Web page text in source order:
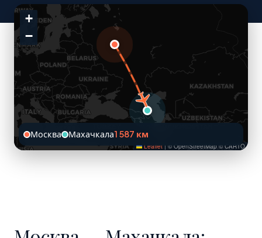
+
−
Leaflet | © OpenStreetMap © CARTO
Москва Махачкала1 587 км